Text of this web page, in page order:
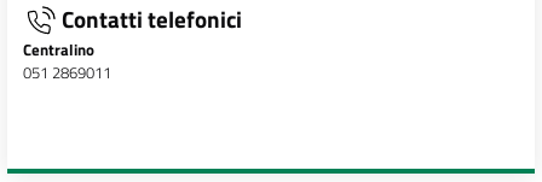
Contatti telefonici
Centralino
051 2869011